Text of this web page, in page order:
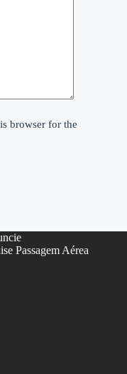
browser for the
Passagem Aérea